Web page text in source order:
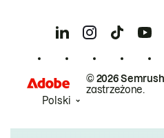
© 2026
zastrzeżone.
Polski